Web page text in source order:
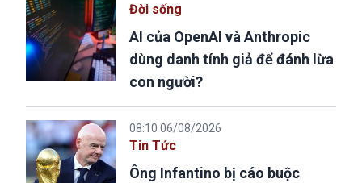
Đời sống
AI của OpenAI và Anthropic
dùng danh tính giả để đánh lừa
con người?
08:10 06/08/2026
Tin Tức
Ông Infantino bị cáo buộc